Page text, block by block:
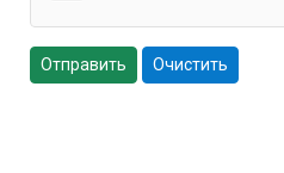
Отправить Очистить